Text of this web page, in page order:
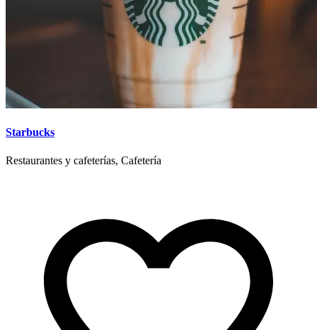
Starbucks
Restaurantes y cafeterías, Cafetería